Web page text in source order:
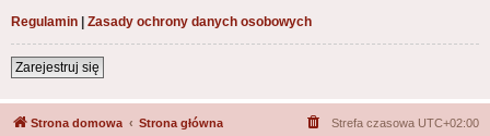
Regulamin | Zasady ochrony danych osobowych
Zarejestruj się
Strona domowa Strona główna Strefa czasowa UTC+02:00